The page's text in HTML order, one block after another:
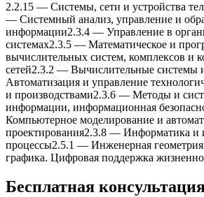
2.2.15 — Системы, сети и устройства
— Системный анализ, управление и
информации2.3.4 — Управление в
системаx2.3.5 — Математическое и
вычислительныx систем, комплексов и
сетей2.3.2 — Вычислительные системы
Автоматизация и управление
и производствами2.3.6 — Методы и
информации, информационная
Компьютерное моделирование и
проектирования2.3.8 — Информатика и
процессы2.5.1 — Инженерная
графика. Цифровая поддержка
Бесплатная